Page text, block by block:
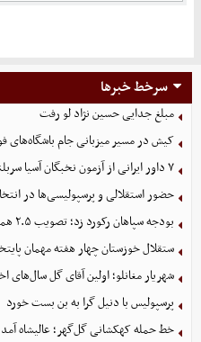
سرخط خبرها
مبلغ جدایی حسین نژاد لو رفت
کیش در مسیر میزبانی جام باشگاه‌های
۷ داور ایرانی از آزمون نخبگان آسیا سربلند بیرون آمدند
حضور استقلالی و پرسپولیسی‌ها در
بودجه سپاهان رکورد زد؛ تصویب ۲.۵ همت برای فصل جدید
ستقلال خوزستان چهار هفته مهمان
شهریار مغانلو؛ اولین آقای گل سال‌های
پرسپولیس با دنیل گرا به بن بست خورد
خط حمله کهکشانی گل‌گهر؛ عالیشاه آمد،